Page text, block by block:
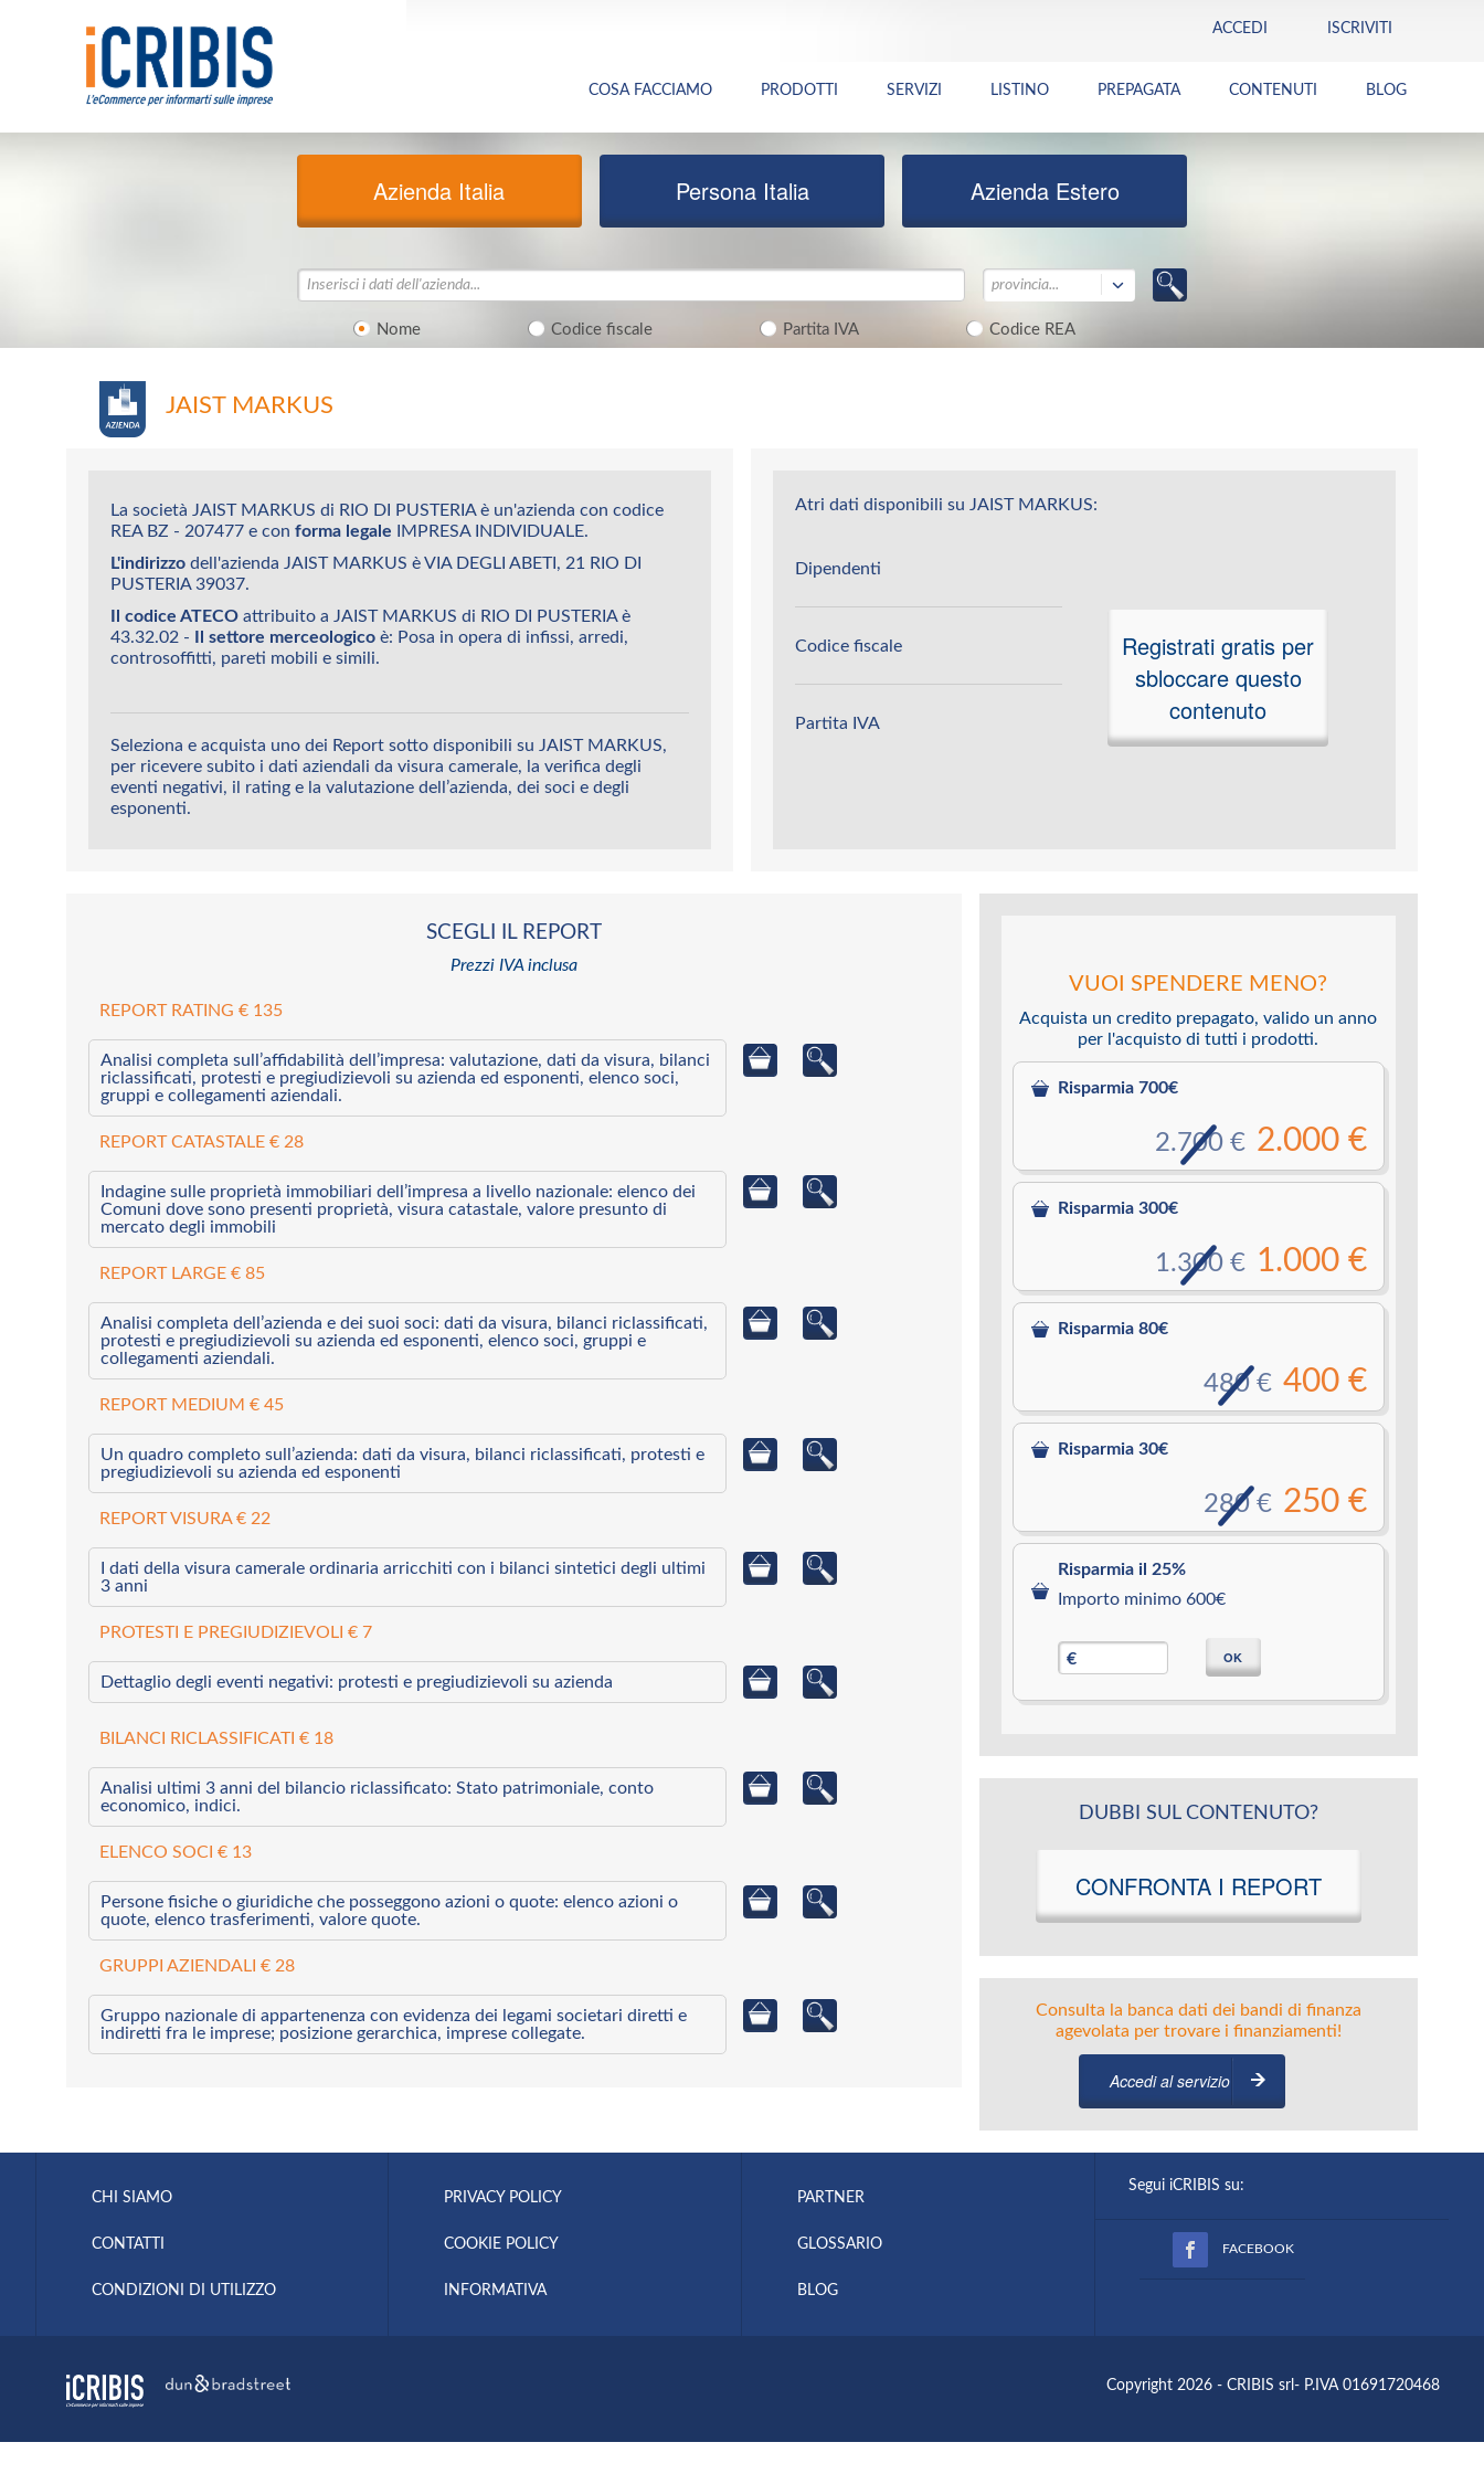
ACCEDI ISCRIVITI
COSA FACCIAMO PRODOTTI SERVIZI LISTINO PREPAGATA CONTENUTI BLOG
Azienda Italia Persona Italia Azienda Estero
Nome Codice fiscale Partita IVA Codice REA
provincia...
JAIST MARKUS
La società JAIST MARKUS di RIO DI PUSTERIA è un'azienda con codice
REA BZ - 207477 e con forma legale IMPRESA INDIVIDUALE.
L'indirizzo dell'azienda JAIST MARKUS è VIA DEGLI ABETI, 21 RIO DI
PUSTERIA 39037.
Il codice ATECO attribuito a JAIST MARKUS di RIO DI PUSTERIA è
43.32.02 -
Il settore merceologico è: Posa in opera di infissi, arredi,
controsoffitti, pareti mobili e simili.
Seleziona e acquista uno dei Report sotto disponibili su JAIST MARKUS,
per ricevere subito i dati aziendali da visura camerale, la verifica degli
eventi negativi, il rating e la valutazione dell’azienda, dei soci e degli
esponenti.
Atri dati disponibili su JAIST MARKUS:
Dipendenti
Codice fiscale
Partita IVA
Registrati gratis per
sbloccare questo
contenuto
SCEGLI IL REPORT
Prezzi IVA inclusa
REPORT RATING € 135
Analisi completa sull’affidabilità dell’impresa: valutazione, dati da visura, bilanci
riclassificati, protesti e pregiudizievoli su azienda ed esponenti, elenco soci,
gruppi e collegamenti aziendali.
REPORT CATASTALE € 28
Indagine sulle proprietà immobiliari dell’impresa a livello nazionale: elenco dei
Comuni dove sono presenti proprietà, visura catastale, valore presunto di
mercato degli immobili
REPORT LARGE € 85
Analisi completa dell’azienda e dei suoi soci: dati da visura, bilanci riclassificati,
protesti e pregiudizievoli su azienda ed esponenti, elenco soci, gruppi e
collegamenti aziendali.
REPORT MEDIUM € 45
Un quadro completo sull’azienda: dati da visura, bilanci riclassificati, protesti e
pregiudizievoli su azienda ed esponenti
REPORT VISURA € 22
I dati della visura camerale ordinaria arricchiti con i bilanci sintetici degli ultimi
3 anni
PROTESTI E PREGIUDIZIEVOLI € 7
Dettaglio degli eventi negativi: protesti e pregiudizievoli su azienda
BILANCI RICLASSIFICATI € 18
Analisi ultimi 3 anni del bilancio riclassificato: Stato patrimoniale, conto
economico, indici.
ELENCO SOCI € 13
Persone fisiche o giuridiche che posseggono azioni o quote: elenco azioni o
quote, elenco trasferimenti, valore quote.
GRUPPI AZIENDALI € 28
Gruppo nazionale di appartenenza con evidenza dei legami societari diretti e
indiretti fra le imprese; posizione gerarchica, imprese collegate.
VUOI SPENDERE MENO?
Acquista un credito prepagato, valido un anno
per l'acquisto di tutti i prodotti.
Risparmia 700€
2.000 €
2.700 €
Risparmia 300€
1.000 €
1.300 €
Risparmia 80€
400 €
480 €
Risparmia 30€
250 €
280 €
Risparmia il 25%
Importo minimo 600€
€ OK
DUBBI SUL CONTENUTO?
CONFRONTA I REPORT
Consulta la banca dati dei bandi di finanza
agevolata per trovare i finanziamenti!
Accedi al servizio
CHI SIAMO
CONTATTI
CONDIZIONI DI UTILIZZO
PRIVACY POLICY
COOKIE POLICY
INFORMATIVA
PARTNER
GLOSSARIO
BLOG
Segui iCRIBIS su:
FACEBOOK
Copyright 2026 - CRIBIS srl- P.IVA 01691720468